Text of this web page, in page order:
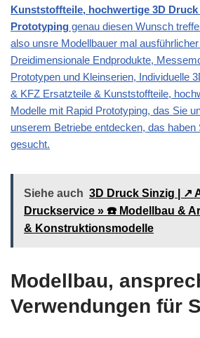
Kunststoffteile, hochwertige 3D
Prototyping genau diesen Wunsch
also unsre Modellbauer mal
Dreidimensionale Endprodukte,
Prototypen und Kleinserien, Individuelle
& KFZ Ersatzteile & Kunststoffteile,
Modelle mit Rapid Prototyping, das Sie
unserem Betriebe entdecken, das haben
gesucht.
Siehe auch 3D Druck Sinzig | ↗️
Druckservice » ☎️ Modellbau &
& Konstruktionsmodelle
Modellbau,
Verwendungen für